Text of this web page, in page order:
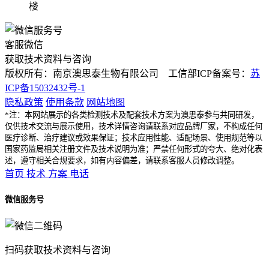
楼
客服微信
获取技术资料与咨询
版权所有：南京澳思泰生物有限公司 工信部ICP备案号： 苏
ICP备15032432号-1
隐私政策 使用条款 网站地图
*注：本网站展示的各类检测技术及配套技术方案为澳思泰参与共同研发，
仅供技术交流与展示使用，技术详情咨询请联系对应品牌厂家，不构成任何
医疗诊断、治疗建议或效果保证；技术应用性能、适配场景、使用规范等以
国家药监局相关注册文件及技术说明为准；严禁任何形式的夸大、绝对化表
述，遵守相关合规要求，如有内容偏差，请联系客服人员修改调整。
首页 技术 方案 电话
微信服务号
扫码获取技术资料与咨询